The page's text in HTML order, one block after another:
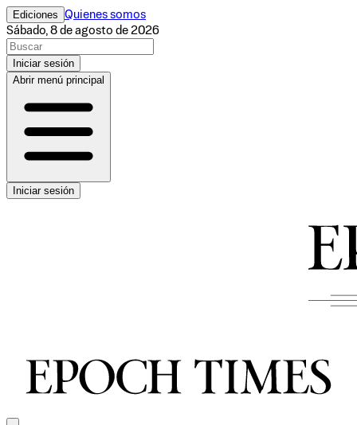
Ediciones Quienes somos
Sábado, 8 de agosto de 2026
Iniciar sesión
Abrir menú principal
Iniciar sesión